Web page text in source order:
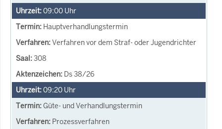
09:00 Uhr
Hauptverhandlungstermin
Verfahren vor dem Straf- oder Jugendrichter
308
Ds 38/26
09:20 Uhr
Güte- und Verhandlungstermin
Prozessverfahren